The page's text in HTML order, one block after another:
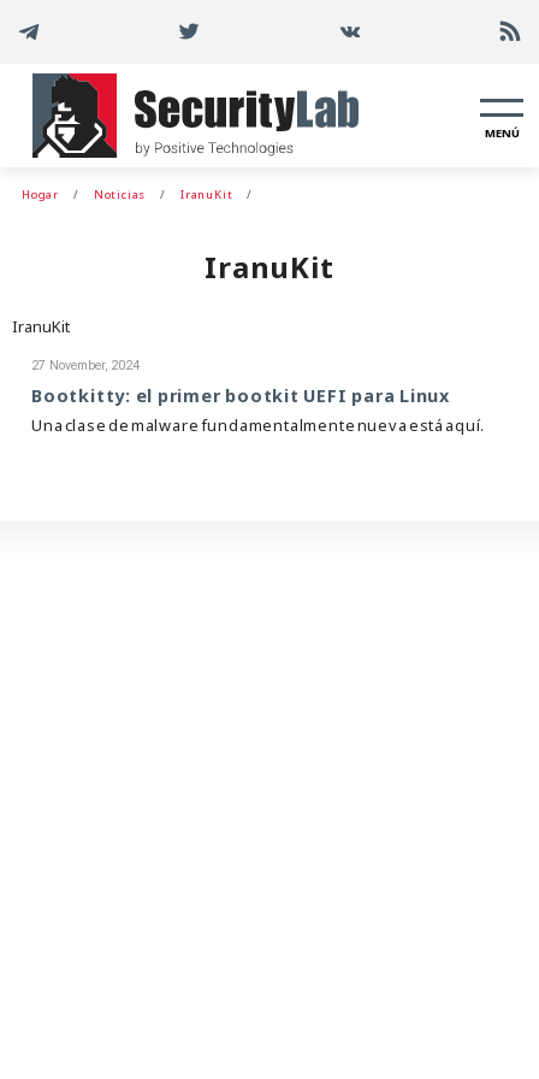
MENÚ
Hogar Noticias IranuKit
IranuKit
IranuKit
27 November, 2024
Bootkitty: el primer bootkit UEFI para Linux
Una clase de malware fundamentalmente nueva está aquí.